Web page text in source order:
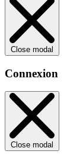
Close modal
Connexion
Close modal